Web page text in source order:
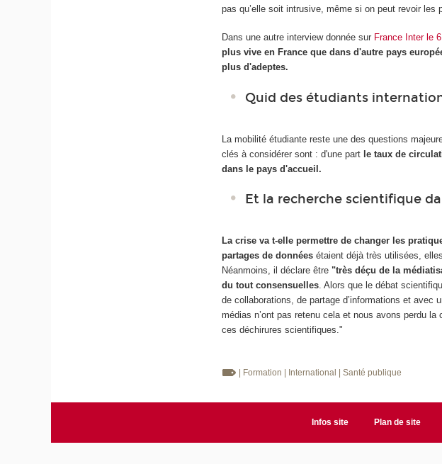
pas qu’elle soit intrusive, même si on peut revoir les
Dans une autre interview donnée sur France Inter le
plus vive en France que dans d'autre pays
plus d'adeptes.
Quid des étudiants
La mobilité étudiante reste une des questions
clés à considérer sont : d'une part le taux de
dans le pays d'accueil.
Et la recherche scientifique
La crise va t-elle permettre de changer les
partages de données étaient déjà très utilisées,
Néanmoins, il déclare être"très déçu de la
du tout consensuelles . Alors que le débat
de collaborations, de partage d’informations et avec
médias n’ont pas retenu cela et nous avons perdu
ces déchirures scientifiques."
| Formation | International | Santé publique
Infos site Plan de site